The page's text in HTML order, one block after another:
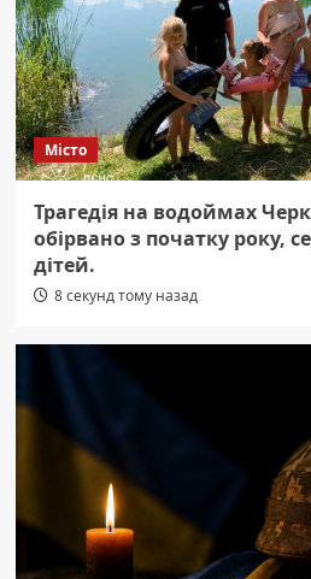
Місто
Трагедія на водоймах
обірвано з початку року,
дітей.
8 секунд тому назад